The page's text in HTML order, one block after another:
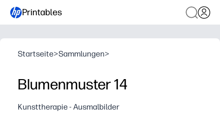
Printables
Startseite>Sammlungen>
Blumenmuster 14
Kunsttherapie - Ausmalbilder